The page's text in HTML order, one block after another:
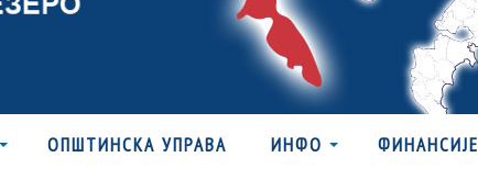
ОПШТИНСКА УПРАВА ИНФО ФИНАНСИЈЕ